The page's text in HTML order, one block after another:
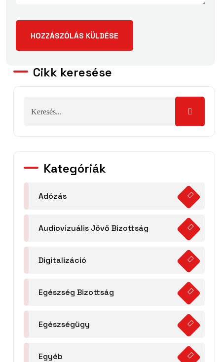
Cikk keresése
Kategóriák
Adózás
Audiovizuális Jövő Bizottság
Digitalizáció
Egészség Bizottság
Egészségügy
Egyéb